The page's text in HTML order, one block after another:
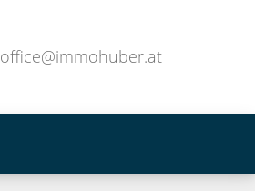
office@immohuber.at